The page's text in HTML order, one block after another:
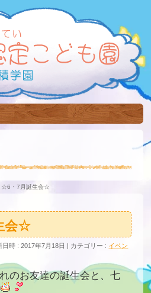
☆6・7月誕生会☆
会☆
日時 : 2017年7月18日 カテゴリー : イベン
のお友達の誕生会と、七